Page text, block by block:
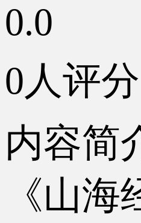
0.0
0人评分
内容简
《山